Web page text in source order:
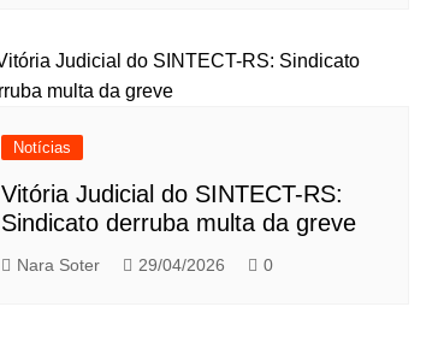
Notícias
Vitória Judicial do SINTECT-RS:
Sindicato derruba multa da greve
Nara Soter 29/04/2026 0